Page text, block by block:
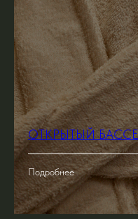
ОТКРЫТЫЙ
Подробнее